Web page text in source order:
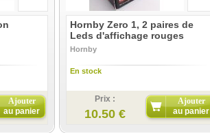
Ajouter
au panier
Hornby Zero 1, 2 paires de
Leds d'affichage rouges
Hornby
En stock
Prix :
10.50 €
Ajouter
au panier